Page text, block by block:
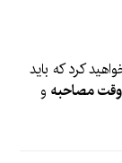
کرد که باید
وقت مصاحبه و